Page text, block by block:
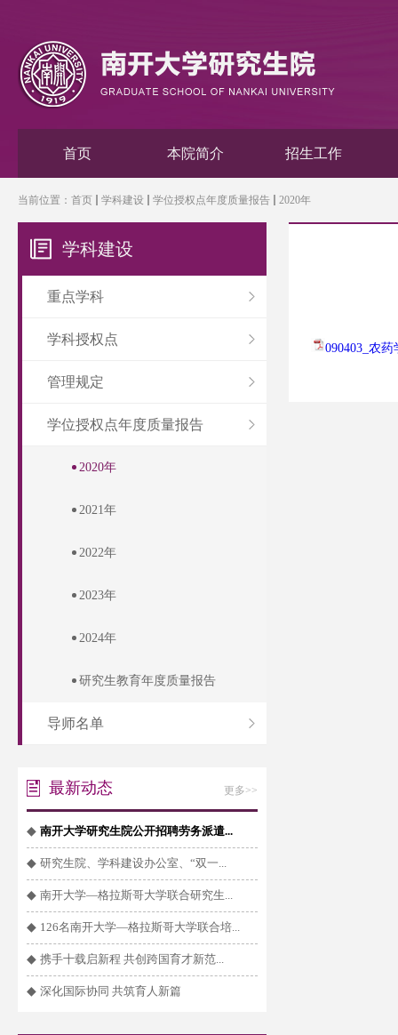
首页 本院简介 招生工作
当前位置： 首页 学科建设 学位授权点年度质量报告 2020年
学科建设
重点学科
学科授权点
管理规定
学位授权点年度质量报告
2020年
2021年
2022年
2023年
2024年
研究生教育年度质量报告
导师名单
最新动态 更多>>
◆ 南开大学研究生院公开招聘劳务派遣...
◆ 研究生院、学科建设办公室、“双一...
◆ 南开大学—格拉斯哥大学联合研究生...
◆ 126名南开大学—格拉斯哥大学联合培...
◆ 携手十载启新程 共创跨国育才新范...
◆ 深化国际协同 共筑育人新篇
090403_农